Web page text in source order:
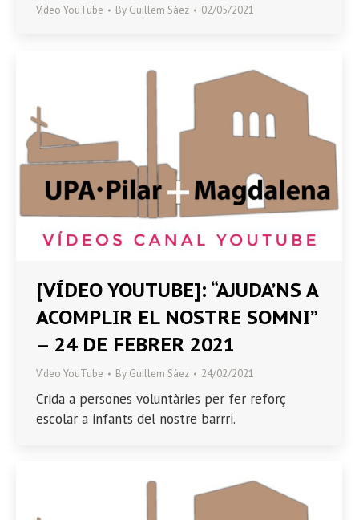
Vídeo YouTube By Guillem Sáez 02/05/2021
[VÍDEO YOUTUBE]: “AJUDA’NS A
ACOMPLIR EL NOSTRE SOMNI”
– 24 DE FEBRER 2021
Vídeo YouTube By Guillem Sáez 24/02/2021
Crida a persones voluntàries per fer reforç
escolar a infants del nostre barrri.